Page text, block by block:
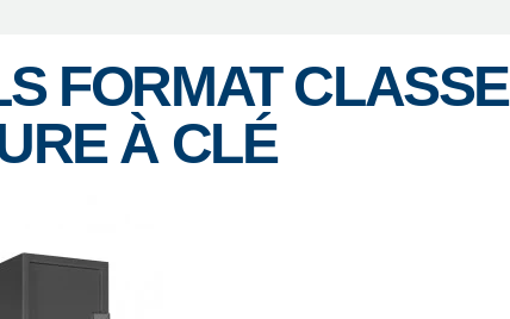
FORMAT CLASSE
À CLÉ